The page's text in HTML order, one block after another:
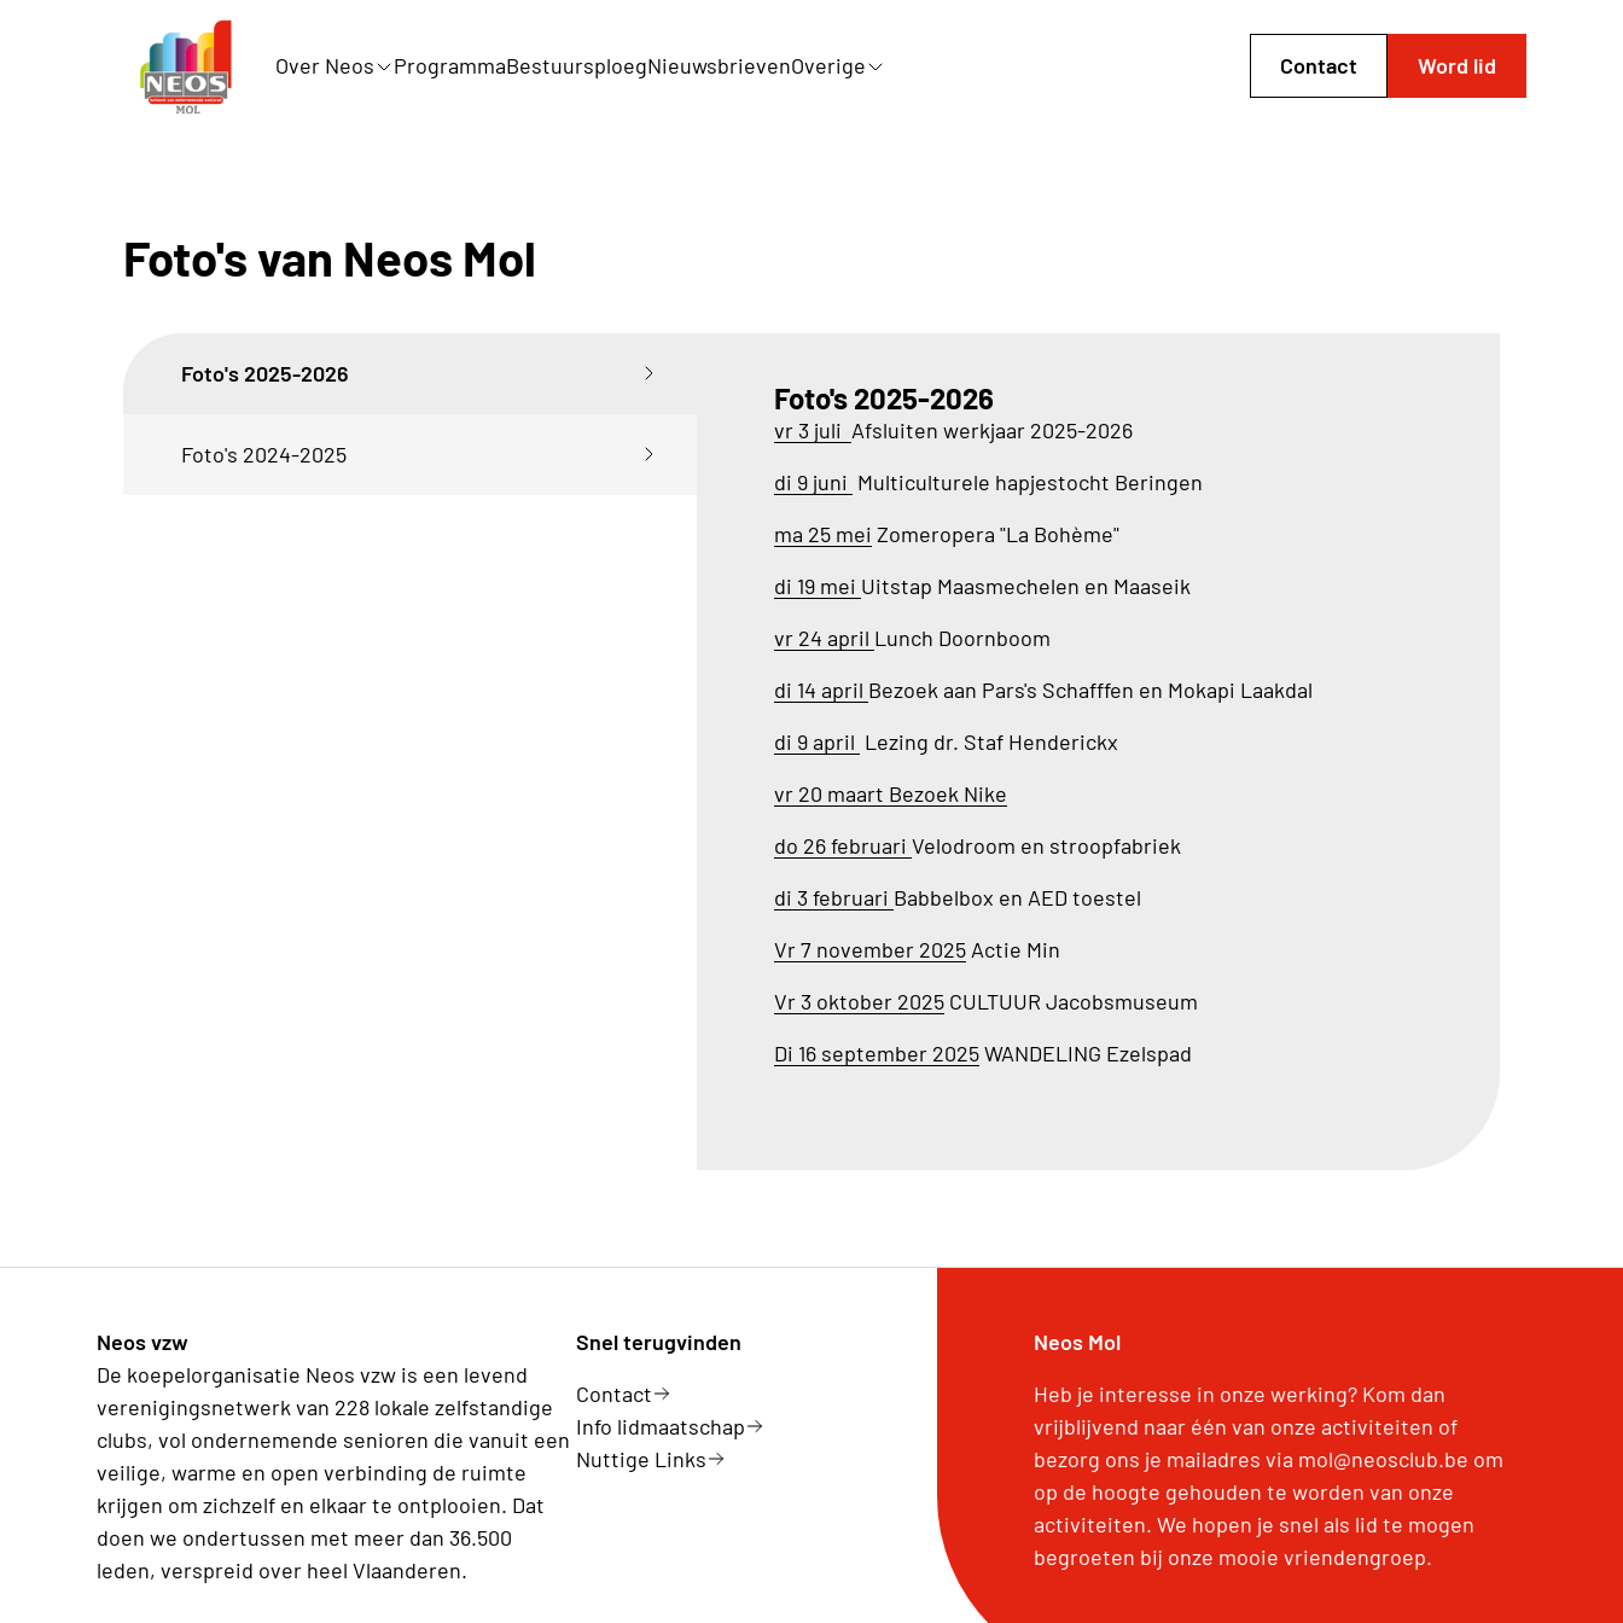
Over Neos ProgrammaBestuursploegNieuwsbrievenOverige Contact Word lid
Foto's van Neos Mol
Foto's 2025-2026
Foto's 2024-2025
Foto's 2025-2026
vr 3 juli Afsluiten werkjaar 2025-2026
di 9 juni Multiculturele hapjestocht Beringen
ma 25 mei Zomeropera "La Bohème"
di 19 mei Uitstap Maasmechelen en Maaseik
vr 24 april Lunch Doornboom
di 14 april Bezoek aan Pars's Schafffen en Mokapi Laakdal
di 9 april Lezing dr. Staf Henderickx
vr 20 maart Bezoek Nike
do 26 februari Velodroom en stroopfabriek
di 3 februari Babbelbox en AED toestel
Vr 7 november 2025 Actie Min
Vr 3 oktober 2025 CULTUUR Jacobsmuseum
Di 16 september 2025WANDELING Ezelspad
Neos vzw
De koepelorganisatie Neos vzw is een levend
verenigingsnetwerk van 228 lokale zelfstandige
clubs, vol ondernemende senioren die vanuit een
veilige, warme en open verbinding de ruimte
krijgen om zichzelf en elkaar te ontplooien. Dat
doen we ondertussen met meer dan 36.500
leden, verspreid over heel Vlaanderen.
Snel terugvinden
Contact
Info lidmaatschap
Nuttige Links
Neos Mol
Heb je interesse in onze werking? Kom dan
vrijblijvend naar één van onze activiteiten of
bezorg ons je mailadres via mol@neosclub.be om
op de hoogte gehouden te worden van onze
activiteiten. We hopen je snel als lid te mogen
begroeten bij onze mooie vriendengroep.